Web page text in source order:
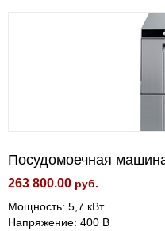
Посудомоечная
263 800.00 руб.
Мощность: 5,7 кВт
Напряжение: 400 В